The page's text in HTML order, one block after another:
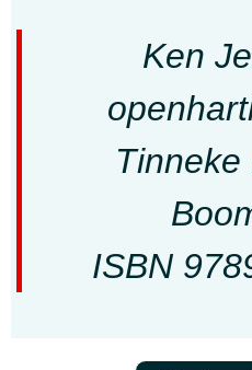
Ken
ISBN